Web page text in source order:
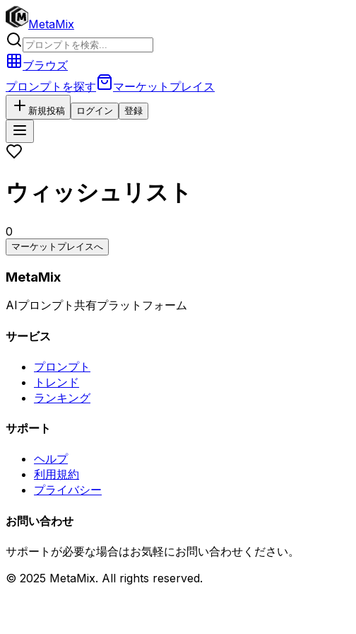
MetaMix
ブラウズ
プロンプトを探す
マーケットプレイス
新規投稿 ログイン 登録
ウィッシュリスト
0
マーケットプレイスへ
MetaMix
AIプロンプト共有プラットフォーム
サービス
プロンプト
トレンド
ランキング
サポート
ヘルプ
利用規約
プライバシー
お問い合わせ
サポートが必要な場合はお気軽にお問い合わせください。
© 2025 MetaMix. All rights reserved.